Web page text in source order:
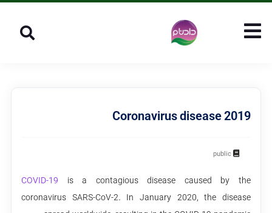
Coronavirus disease 2019
public
COVID-19 is a contagious disease caused by the
coronavirus SARS-CoV-2. In January 2020, the disease